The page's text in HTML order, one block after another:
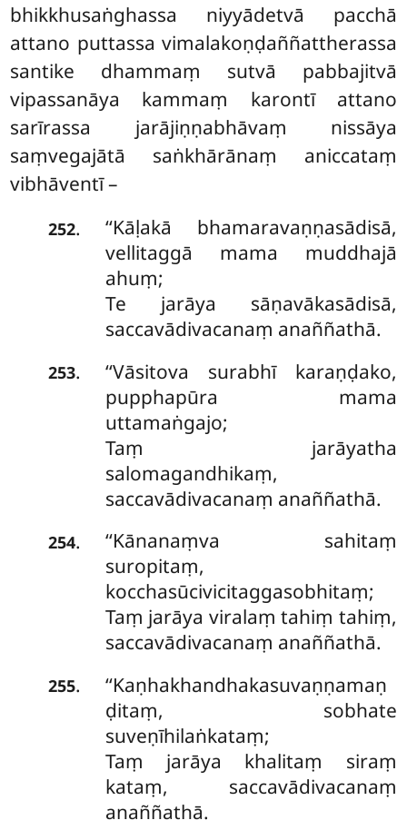
bhikkhusaṅghassa niyyādetvā pacchā
attano puttassa vimalakoṇḍaññattherassa
santike dhammaṃ sutvā pabbajitvā
vipassanāya kammaṃ karontī attano
sarīrassa jarājiṇṇabhāvaṃ nissāya
saṃvegajātā saṅkhārānaṃ aniccataṃ
vibhāventī –
252.
‘‘Kāḷakā bhamaravaṇṇasādisā,
vellitaggā mama muddhajā
ahuṃ;
Te jarāya sāṇavākasādisā,
saccavādivacanaṃ anaññathā.
253. ‘‘Vāsitova surabhī karaṇḍako,
pupphapūra mama
uttamaṅgajo;
Taṃ jarāyatha
salomagandhikaṃ,
saccavādivacanaṃ anaññathā.
254. ‘‘Kānanaṃva sahitaṃ
suropitaṃ,
kocchasūcivicitaggasobhitaṃ;
Taṃ jarāya viralaṃ tahiṃ tahiṃ,
saccavādivacanaṃ anaññathā.
255.
‘‘Kaṇhakhandhakasuvaṇṇamaṇ
ḍitaṃ, sobhate
suveṇīhilaṅkataṃ;
Taṃ jarāya khalitaṃ siraṃ
kataṃ, saccavādivacanaṃ
anaññathā.